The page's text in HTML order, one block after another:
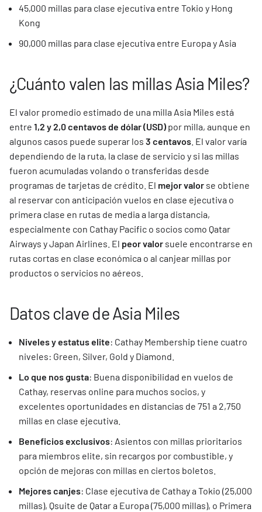
45,000 millas para clase ejecutiva entre Tokio y Hong
Kong
90,000 millas para clase ejecutiva entre Europa y Asia
¿Cuánto valen las millas Asia Miles?
El valor promedio estimado de una milla Asia Miles está
entre 1,2 y 2,0 centavos de dólar (USD) por milla, aunque en
algunos casos puede superar los 3 centavos . El valor varía
dependiendo de la ruta, la clase de servicio y si las millas
fueron acumuladas volando o transferidas desde
programas de tarjetas de crédito. El mejor valor se obtiene
al reservar con anticipación vuelos en clase ejecutiva o
primera clase en rutas de media a larga distancia,
especialmente con Cathay Pacific o socios como Qatar
Airways y Japan Airlines. El peor valor suele encontrarse en
rutas cortas en clase económica o al canjear millas por
productos o servicios no aéreos.
Datos clave de Asia Miles
Niveles y estatus elite: Cathay Membership tiene cuatro
niveles: Green, Silver, Gold y Diamond.
Lo que nos gusta: Buena disponibilidad en vuelos de
Cathay, reservas online para muchos socios, y
excelentes oportunidades en distancias de 751 a 2,750
millas en clase ejecutiva.
Beneficios exclusivos: Asientos con millas prioritarios
para miembros elite, sin recargos por combustible, y
opción de mejoras con millas en ciertos boletos.
Mejores canjes: Clase ejecutiva de Cathay a Tokio (25,000
millas), Qsuite de Qatar a Europa (75,000 millas), o Primera